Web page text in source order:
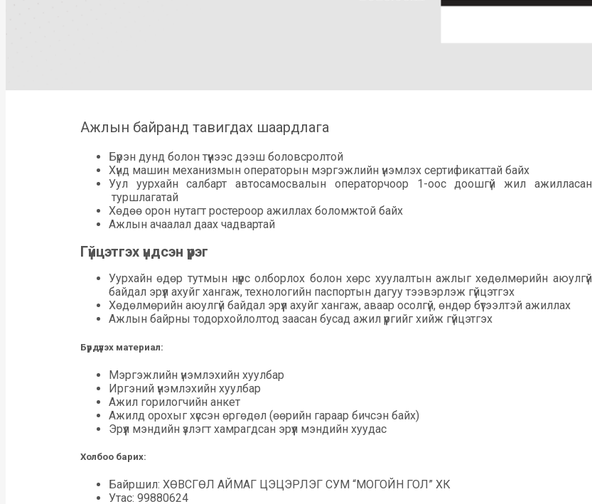
Ажлын байранд тавигдах шаардлага
Бүрэн дунд болон түүнээс дээш боловсролтой
Хүнд машин механизмын операторын мэргэжлийн үнэмлэх сертификаттай байх
Уул уурхайн салбарт автосамосвалын операторчоор 1-оос доошгүй жил ажилласан
туршлагатай
Хөдөө орон нутагт ростероор ажиллах боломжтой байх
Ажлын ачаалал даах чадвартай
Гүйцэтгэх үндсэн үүрэг
Уурхайн өдөр тутмын нүүрс олборлох болон хөрс хуулалтын ажлыг хөдөлмөрийн аюулгүй
байдал эрүүл ахуйг хангаж, технологийн паспортын дагуу тээвэрлэж гүйцэтгэх
Хөдөлмөрийн аюулгүй байдал эрүүл ахуйг хангаж, аваар осолгүй, өндөр бүтээлтэй ажиллах
Ажлын байрны тодорхойлолтод заасан бусад ажил үүргийг хийж гүйцэтгэх
Бүрдүүлэх материал:
Мэргэжлийн үнэмлэхийн хуулбар
Иргэний үнэмлэхийн хуулбар
Ажил горилогчийн анкет
Ажилд орохыг хүссэн өргөдөл (өөрийн гараар бичсэн байх)
Эрүүл мэндийн үзлэгт хамрагдсан эрүүл мэндийн хуудас
Холбоо барих:
Байршил: ХӨВСГӨЛ АЙМАГ ЦЭЦЭРЛЭГ СУМ “МОГОЙН ГОЛ” ХК
Утас: 99880624